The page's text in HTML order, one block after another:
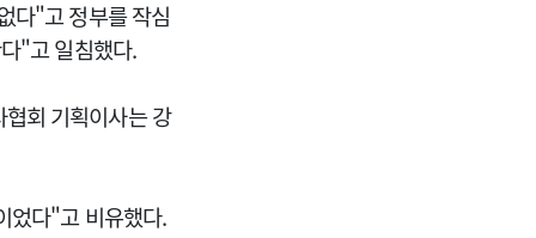
다"고 정부를 작심
"고 일침했다.
회 기획이사는 강
었다"고 비유했다.